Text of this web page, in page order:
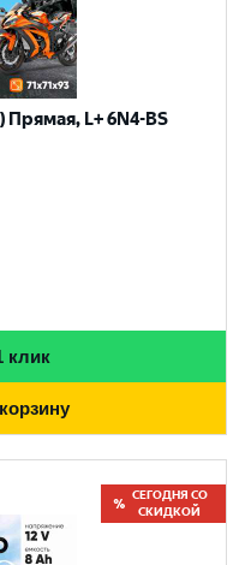
Прямая, L+ 6N4-BS
клик
СЕГОДНЯ СО
СКИДКОЙ